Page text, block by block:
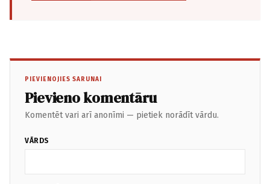
PIEVIENOJIES SARUNAI
Pievieno komentāru
Komentēt vari arī anonīmi — pietiek norādīt vārdu.
VĀRDS